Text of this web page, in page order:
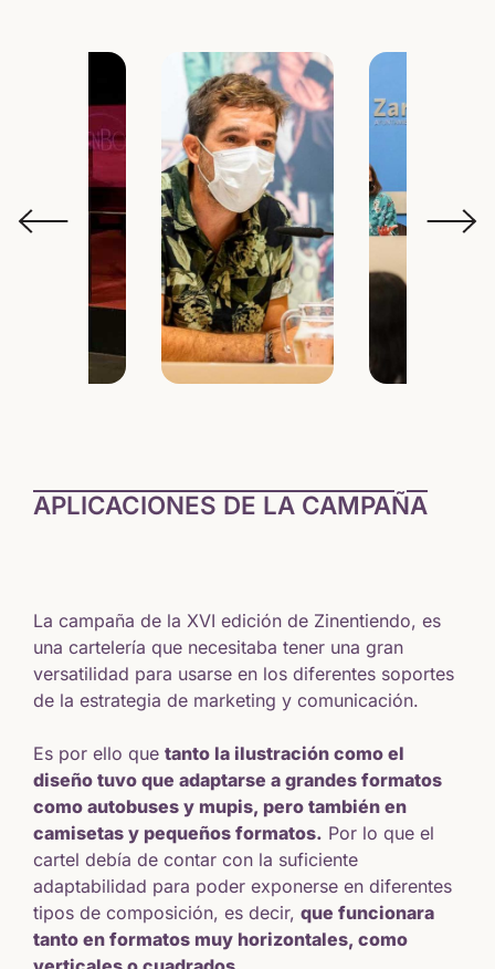
APLICACIONES DE LA CAMPAÑA
La campaña de la XVI edición de Zinentiendo, es
una cartelería que necesitaba tener una gran
versatilidad para usarse en los diferentes soportes
de la estrategia de marketing y comunicación.
Es por ello que tanto la ilustración como el
diseño tuvo que adaptarse a grandes formatos
como autobuses y mupis, pero también en
camisetas y pequeños formatos. Por lo que el
cartel debía de contar con la suficiente
adaptabilidad para poder exponerse en diferentes
tipos de composición, es decir, que funcionara
tanto en formatos muy horizontales, como